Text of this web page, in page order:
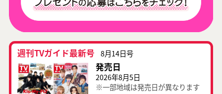
週刊TVガイド最新号 8月14日号
発売日
2026年8月5日
※一部地域は発売日が異なります